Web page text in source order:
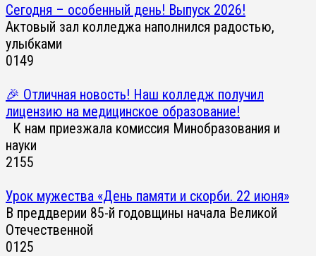
Сегодня – особенный день! Выпуск 2026!
Актовый зал колледжа наполнился радостью,
улыбками
0149
🎉 Отличная новость! Наш колледж получил
лицензию на медицинское образование!
К нам приезжала комиссия Минобразования и
науки
2155
Урок мужества «День памяти и скорби. 22 июня»
В преддверии 85-й годовщины начала Великой
Отечественной
0125